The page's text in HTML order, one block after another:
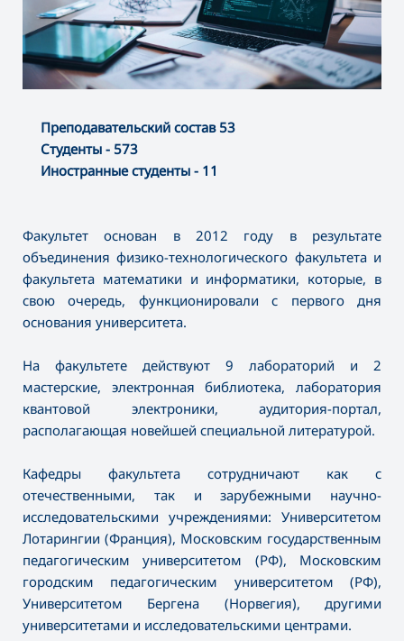
Преподавательский состав 53
Студенты - 573
Иностранные студенты - 11
Факультет основан в 2012 году в результате
объединения физико-технологического факультета и
факультета математики и информатики, которые, в
свою очередь, функционировали с первого дня
основания университета.
На факультете действуют 9 лабораторий и 2
мастерские, электронная библиотека, лаборатория
квантовой электроники, аудитория-портал,
располагающая новейшей специальной литературой.
Кафедры факультета сотрудничают как с
отечественными, так и зарубежными научно-
исследовательскими учреждениями: Университетом
Лотарингии (Франция), Московским государственным
педагогическим университетом (РФ), Московским
городским педагогическим университетом (РФ),
Университетом Бергена (Норвегия), другими
университетами и исследовательскими центрами.